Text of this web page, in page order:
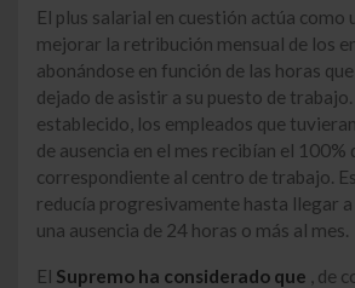
El plus salarial en cuestión actúa como
mejorar la retribución mensual de los
abonándose en función de las horas
dejado de asistir a su puesto de
establecido, los empleados que
de ausencia en el mes recibían el 100%
correspondiente al centro de trabajo.
reducía progresivamente hasta llegar a
una ausencia de 24 horas o más al mes.
El Supremo ha considerado que
, de